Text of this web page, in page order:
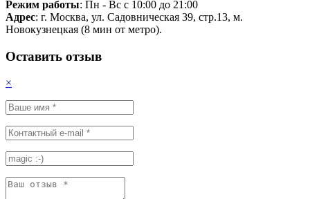
Режим работы: Пн - Вс с 10:00 до 21:00
Адрес: г. Москва, ул. Садовническая 39, стр.13, м.
Новокузнецкая (8 мин от метро).
Оставить отзыв
×